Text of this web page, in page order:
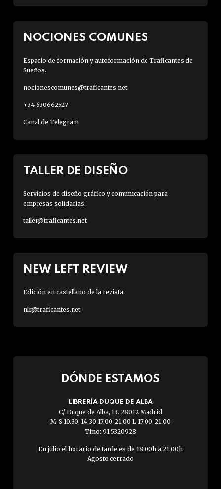
NOCIONES COMUNES
Espacio de formación y autoformación de Traficantes de
Sueños.
nocionescomunes@traficantes.net
+34 630662527
Canal de Telegram
TALLER DE DISEÑO
Servicios de diseño gráfico y comunicación para
empresas solidarias.
taller@traficantes.net
NEW LEFT REVIEW
Edición en castellano de la revista.
nlr@traficantes.net
DÓNDE ESTAMOS
LIBRERÍA DUQUE DE ALBA
C/ Duque de Alba, 13. 28012 Madrid
M-S 10.30-14.30 17.00-21.00 L 17.00-21.00
Tfno: 91 5320928
En julio el horario de tarde es de 18:00h a 21:00h
Agosto cerrado